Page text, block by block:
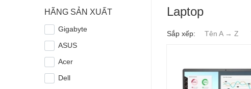
HÃNG SẢN XUẤT
Gigabyte
ASUS
Acer
Dell
Laptop
Sắp xếp: Tên A → Z